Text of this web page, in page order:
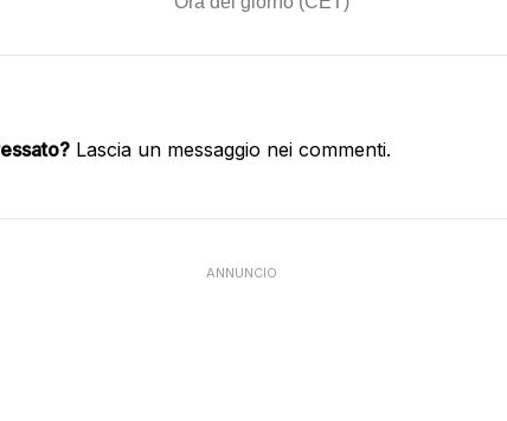
Lascia un messaggio nei commenti.
ANNUNCIO